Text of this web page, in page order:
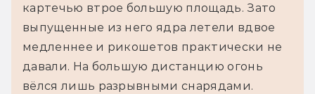
картечью втрое большую площадь. Зато
выпущенные из него ядра летели вдвое
медленнее и рикошетов практически не
давали. На большую дистанцию огонь
вёлся лишь разрывными снарядами.